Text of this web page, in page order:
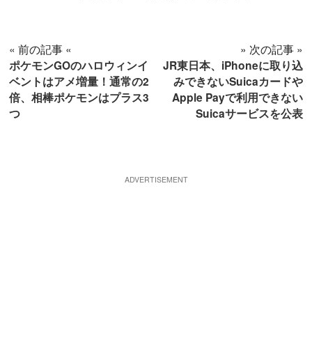
« 前の記事 «
ポケモンGOのハロウィンイ
ベントはアメ増量！通常の2
倍、相棒ポケモンはプラス3
つ
» 次の記事 »
JR東日本、iPhoneに取り込
みできないSuicaカードや
Apple Payで利用できない
Suicaサービスを公表